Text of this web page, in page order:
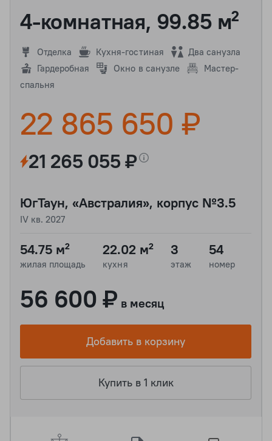
4-комнатная, 99.85 м²
Отделка Кухня-гостиная
Два санузла
Гардеробная
Окно в санузле
Мастер-
спальня
22 865 650 ₽
21 265 055 ₽
ЮгТаун, «Австралия», корпус №3.5
IV кв. 2027
54.75 м²
жилая площадь
22.02 м²
кухня
3
этаж
54
номер
56 600 ₽ в месяц
Добавить в корзину
Купить в 1 клик